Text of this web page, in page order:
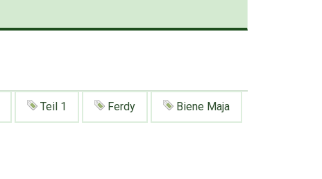
Teil 1 Ferdy Biene Maja